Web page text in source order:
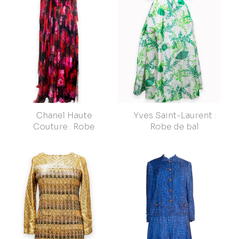
Chanel Haute
Couture : Robe
Yves Saint-Laurent :
Robe de bal